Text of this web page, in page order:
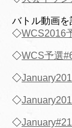
バトル動画
◇WCS2016
◇WCS予選
◇
◇
◇